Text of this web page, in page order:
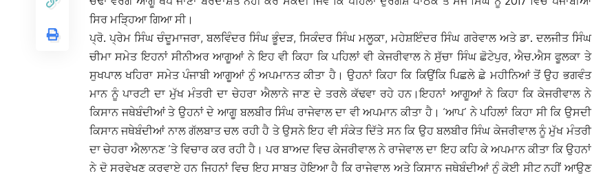
ਸਿਰ ਮੜ੍ਹਿਆ ਗਿਆ ਸੀ।
ਪ੍ਰੋ. ਪ੍ਰੇਮ ਸਿੰਘ ਚੰਦੂਮਾਜਰਾ, ਬਲਵਿੰਦਰ ਸਿੰਘ ਭੂੰਦੜ, ਸਿਕੰਦਰ ਸਿੰਘ ਮਲੂਕਾ, ਮਹੇਸ਼ਇੰਦਰ ਸਿੰਘ ਗਰੇਵਾਲ ਅਤੇ ਡਾ. ਦਲਜੀਤ ਸਿੰਘ
ਚੀਮਾ ਸਮੇਤ ਇਹਨਾਂ ਸੀਨੀਅਰ ਆਗੂਆਂ ਨੇ ਇਹ ਵੀ ਕਿਹਾ ਕਿ ਪਹਿਲਾਂ ਵੀ ਕੇਜਰੀਵਾਲ ਨੇ ਸੁੱਚਾ ਸਿੰਘ ਛੋਟੇਪੁਰ, ਐਚ.ਐਸ ਫੂਲਕਾ ਤੇ
ਸੁਖਪਾਲ ਖਹਿਰਾ ਸਮੇਤ ਪੰਜਾਬੀ ਆਗੂਆਂ ਨੁੰ ਅਪਮਾਨਤ ਕੀਤਾ ਹੈ। ਉਹਨਾਂ ਕਿਹਾ ਕਿ ਕਿਉਂਕਿ ਪਿਛਲੇ ਛੇ ਮਹੀਨਿਆਂ ਤੋਂ ਉਹ ਭਗਵੰਤ
ਮਾਨ ਨੂੰ ਪਾਰਟੀ ਦਾ ਮੁੱਖ ਮੰਤਰੀ ਦਾ ਚੇਹਰਾ ਐਲਾਨੇ ਜਾਣ ਦੇ ਤਰਲੇ ਕੱਢਵਾ ਰਹੇ ਹਨ।ਇਹਨਾਂ ਆਗੂਆਂ ਨੇ ਕਿਹਾ ਕਿ ਕੇਜਰੀਵਾਲ ਨੇ
ਕਿਸਾਨ ਜਥੇਬੰਦੀਆਂ ਤੇ ਉਹਨਾਂ ਦੇ ਆਗੂ ਬਲਬੀਰ ਸਿੰਘ ਰਾਜੇਵਾਲ ਦਾ ਵੀ ਅਪਮਾਨ ਕੀਤਾ ਹੈ। ‘ਆਪ’ ਨੇ ਪਹਿਲਾਂ ਕਿਹਾ ਸੀ ਕਿ ਉਸਦੀ
ਕਿਸਾਨ ਜਥੇਬੰਦੀਆਂ ਨਾਲ ਗੱਲਬਾਤ ਚਲ ਰਹੀ ਹੈ ਤੇ ਉਸਨੇ ਇਹ ਵੀ ਸੰਕੇਤ ਦਿੱਤੇ ਸਨ ਕਿ ਉਹ ਬਲਬੀਰ ਸਿੰਘ ਕੇਜਰੀਵਾਲ ਨੂੰ ਮੁੱਖ ਮੰਤਰੀ
ਦਾ ਚੇਹਰਾ ਐਲਾਨਣ ’ਤੇ ਵਿਚਾਰ ਕਰ ਰਹੀ ਹੈ। ਪਰ ਬਾਅਦ ਵਿਚ ਕੇਜਰੀਵਾਲ ਨੇ ਰਾਜੇਵਾਲ ਦਾ ਇਹ ਕਹਿ ਕੇ ਅਪਮਾਨ ਕੀਤਾ ਕਿ ਉਹਨਾਂ
ਨੇ ਦੋ ਸਰਵੇਖਣ ਕਰਵਾਏ ਹਨ ਜਿਹਨਾਂ ਵਿਚ ਇਹ ਸਾਬਤ ਹੋਇਆ ਹੈ ਕਿ ਰਾਜੇਵਾਲ ਅਤੇ ਕਿਸਾਨ ਜਥੇਬੰਦੀਆਂ ਨੁੰ ਕੋਈ ਸੀਟ ਨਹੀਂ ਆਉਣ